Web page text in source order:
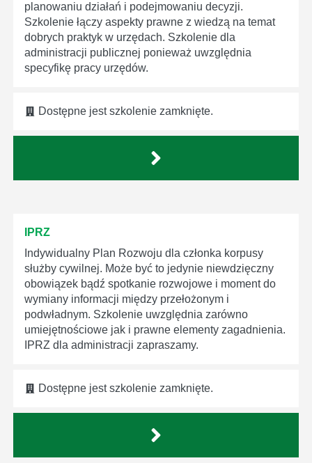
planowaniu działań i podejmowaniu decyzji.
Szkolenie łączy aspekty prawne z wiedzą na temat
dobrych praktyk w urzędach. Szkolenie dla
administracji publicznej ponieważ uwzględnia
specyfikę pracy urzędów.
Dostępne jest szkolenie zamknięte.
IPRZ
Indywidualny Plan Rozwoju dla członka korpusy
służby cywilnej. Może być to jedynie niewdzięczny
obowiązek bądź spotkanie rozwojowe i moment do
wymiany informacji między przełożonym i
podwładnym. Szkolenie uwzględnia zarówno
umiejętnościowe jak i prawne elementy zagadnienia.
IPRZ dla administracji zapraszamy.
Dostępne jest szkolenie zamknięte.